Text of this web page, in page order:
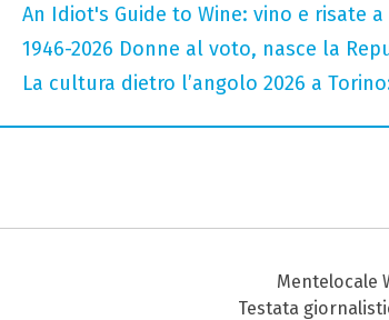
An Idiot's Guide to Wine: vino e risate a
1946-2026 Donne al voto, nasce la
La cultura dietro l’angolo 2026 a
Mentelocale
Testata